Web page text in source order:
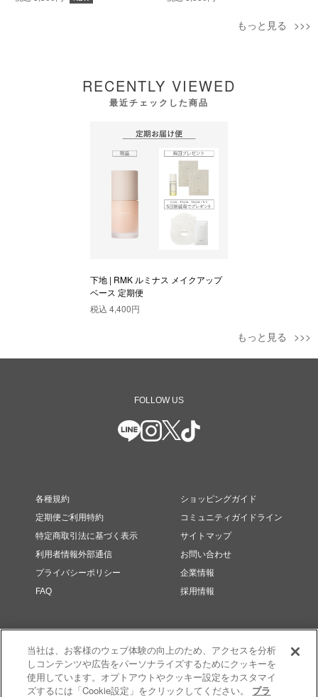
もっと見る
RECENTLY VIEWED
最近チェックした商品
下地 | RMK ルミナス メイクアップ
ベース 定期便
税込 4,400円
もっと見る
FOLLOW US
各種規約
定期便ご利用特約
特定商取引法に基づく表示
利用者情報外部通信
プライバシーポリシー
FAQ
ショッピングガイド
コミュニティガイドライン
サイトマップ
お問い合わせ
企業情報
採用情報
当社は、お客様のウェブ体験の向上のため、アクセスを分析
しコンテンツや広告をパーソナライズするためにクッキーを
使用しています。オプトアウトやクッキー設定をカスタマイ
ズするには「Cookie設定」をクリックしてください。 プラ